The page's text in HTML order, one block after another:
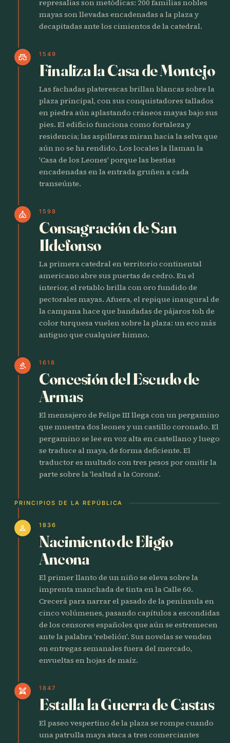
represalias son metódicas: 200 familias nobles
mayas son llevadas encadenadas a la plaza y
decapitadas ante los cimientos de la catedral.
castle 1549
Finaliza la Casa de Montejo
Las fachadas platerescas brillan blancas sobre la
plaza principal, con sus conquistadores tallados
en piedra aún aplastando cráneos mayas bajo sus
pies. El edificio funciona como fortaleza y
residencia; las aspilleras miran hacia la selva que
aún no se ha rendido. Los locales la llaman la
'Casa de los Leones' porque las bestias
encadenadas en la entrada gruñen a cada
transeúnte.
church 1598
Consagración de San
Ildefonso
La primera catedral en territorio continental
americano abre sus puertas de cedro. En el
interior, el retablo brilla con oro fundido de
pectorales mayas. Afuera, el repique inaugural de
la campana hace que bandadas de pájaros toh de
color turquesa vuelen sobre la plaza: un eco más
antiguo que cualquier himno.
gavel 1618
Concesión del Escudo de
Armas
El mensajero de Felipe III llega con un pergamino
que muestra dos leones y un castillo coronado. El
pergamino se lee en voz alta en castellano y luego
se traduce al maya, de forma deficiente. El
traductor es multado con tres pesos por omitir la
parte sobre la 'lealtad a la Corona'.
PRINCIPIOS DE LA REPÚBLICA
person 1836
Nacimiento de Eligio
Ancona
El primer llanto de un niño se eleva sobre la
imprenta manchada de tinta en la Calle 60.
Crecerá para narrar el pasado de la península en
cinco volúmenes, pasando capítulos a escondidas
de los censores españoles que aún se estremecen
ante la palabra 'rebelión'. Sus novelas se venden
en entregas semanales fuera del mercado,
envueltas en hojas de maíz.
swords 1847
Estalla la Guerra de Castas
El paseo vespertino de la plaza se rompe cuando
una patrulla maya ataca a tres comerciantes